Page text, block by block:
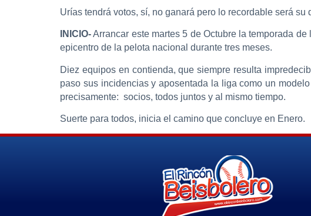
Urías tendrá votos, sí, no ganará pero lo recordable será
INICIO-Arrancar este martes 5 de Octubre la temporada
epicentro de la pelota nacional durante tres meses.
Diez equipos en contienda, que siempre resulta
paso sus incidencias y aposentada la liga como un
precisamente: socios, todos juntos y al mismo tiempo.
Suerte para todos, inicia el camino que concluye en Enero.